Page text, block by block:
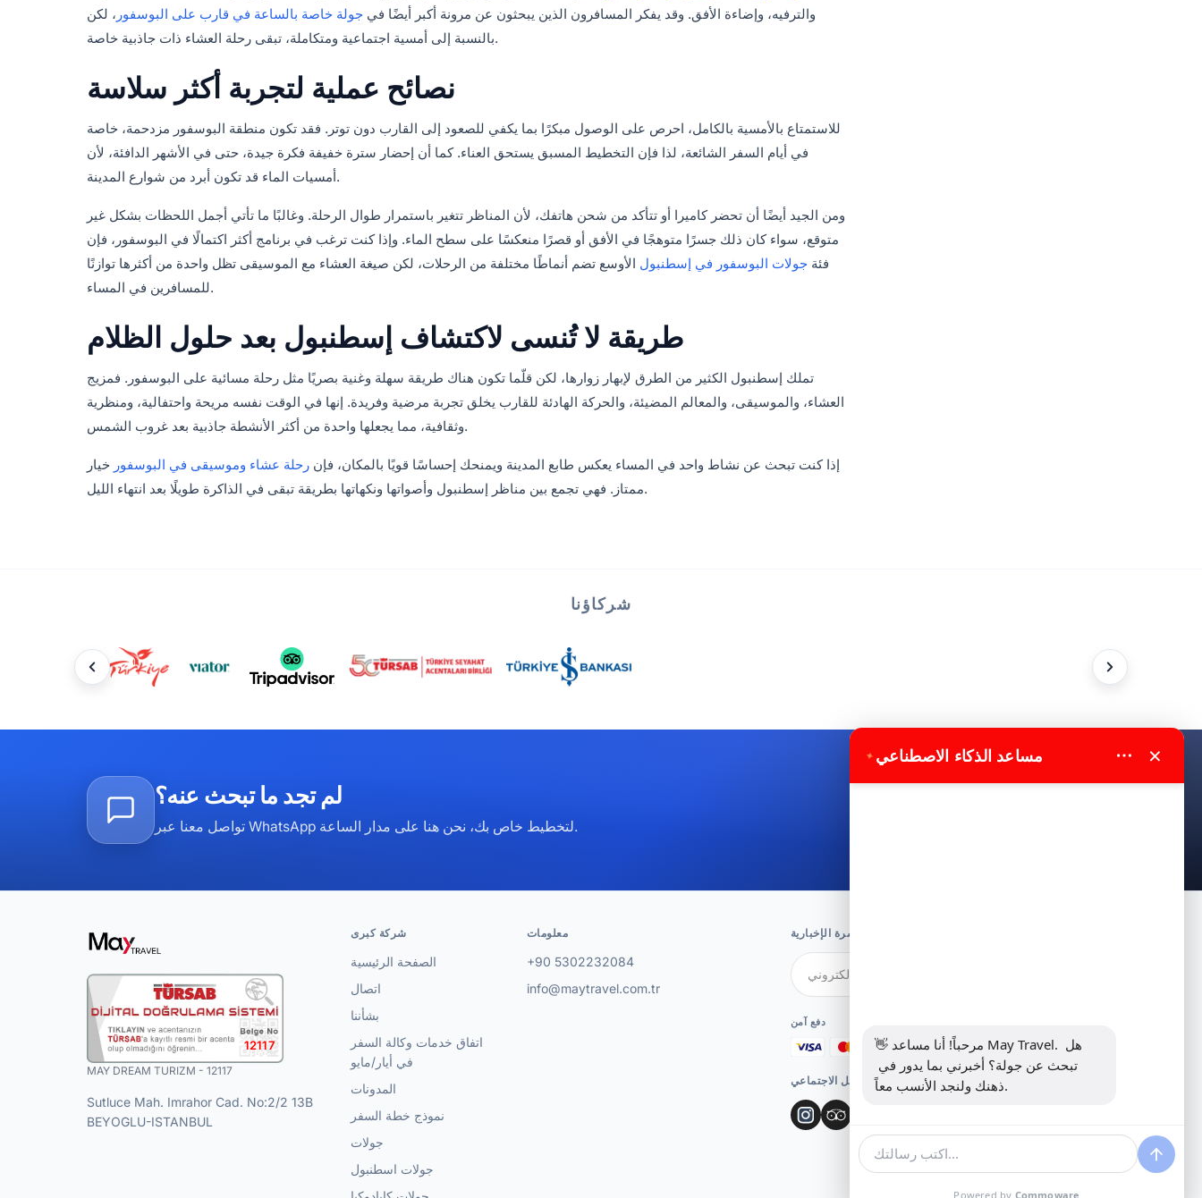
والترفيه، وإضاءة الأفق. وقد يفكر المسافرون الذين يبحثون عن مرونة أكبر أيضًا في جولة خاصة بالساعة في قارب على البوسفور ، لكن
بالنسبة إلى أمسية اجتماعية ومتكاملة، تبقى رحلة العشاء ذات جاذبية خاصة.
نصائح عملية لتجربة أكثر سلاسة
للاستمتاع بالأمسية بالكامل، احرص على الوصول مبكرًا بما يكفي للصعود إلى القارب دون توتر. فقد تكون منطقة البوسفور مزدحمة، خاصة
في أيام السفر الشائعة، لذا فإن التخطيط المسبق يستحق العناء. كما أن إحضار سترة خفيفة فكرة جيدة، حتى في الأشهر الدافئة، لأن
أمسيات الماء قد تكون أبرد من شوارع المدينة.
ومن الجيد أيضًا أن تحضر كاميرا أو تتأكد من شحن هاتفك، لأن المناظر تتغير باستمرار طوال الرحلة. وغالبًا ما تأتي أجمل اللحظات بشكل غير
متوقع، سواء كان ذلك جسرًا متوهجًا في الأفق أو قصرًا منعكسًا على سطح الماء. وإذا كنت ترغب في برنامج أكثر اكتمالًا في البوسفور، فإن
فئة جولات البوسفور في إسطنبول الأوسع تضم أنماطًا مختلفة من الرحلات، لكن صيغة العشاء مع الموسيقى تظل واحدة من أكثرها توازنًا
للمسافرين في المساء.
طريقة لا تُنسى لاكتشاف إسطنبول بعد حلول الظلام
تملك إسطنبول الكثير من الطرق لإبهار زوارها، لكن قلّما تكون هناك طريقة سهلة وغنية بصريًا مثل رحلة مسائية على البوسفور. فمزيج
العشاء، والموسيقى، والمعالم المضيئة، والحركة الهادئة للقارب يخلق تجربة مرضية وفريدة. إنها في الوقت نفسه مريحة واحتفالية، ومنظرية
وثقافية، مما يجعلها واحدة من أكثر الأنشطة جاذبية بعد غروب الشمس.
إذا كنت تبحث عن نشاط واحد في المساء يعكس طابع المدينة ويمنحك إحساسًا قويًا بالمكان، فإن رحلة عشاء وموسيقى في البوسفور خيار
ممتاز. فهي تجمع بين مناظر إسطنبول وأصواتها ونكهاتها بطريقة تبقى في الذاكرة طويلًا بعد انتهاء الليل.
شركاؤنا
لم تجد ما تبحث عنه؟
تواصل معنا عبر WhatsApp لتخطيط خاص بك، نحن هنا على مدار الساعة.
12117
MAY DREAM TURIZM - 12117
Sutluce Mah. Imrahor Cad. No:2/2 13B
BEYOGLU-ISTANBUL
شركة كبرى
الصفحة الرئيسية
اتصال
بشأننا
اتفاق خدمات وكالة السفر
في أيار/مايو
المدونات
نموذج خطة السفر
جولات
جولات اسطنبول
معلومات
+90 5302232084
info@maytravel.com.tr
اشترك في النشرة الإخبارية
دفع آمن
وسائل التواصل الاجتماعي
✦مساعد الذكاء الاصطناعي ×
👋 مرحباً! أنا مساعد May Travel. هل
ذهنك ولنجد الأنسب معاً.
Powered by Commoware